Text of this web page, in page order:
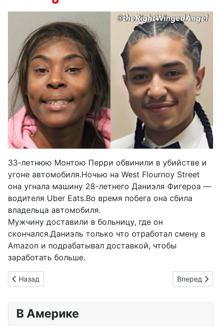
33-летнюю Монтою Перри обвинили в убийстве и
угоне автомобиля.Ночью на West Flournoy Street
она угнала машину 28-летнего Даниэля Фигероа —
водителя Uber Eats.Во время побега она сбила
владельца автомобиля.
Мужчину доставили в больницу, где он
скончался.Даниэль только что отработал смену в
Amazon и подрабатывал доставкой, чтобы
заработать больше.
Предыдущий: Военнослужащие США получили немедленные
Назад Следующий:
Вперед
В Америке